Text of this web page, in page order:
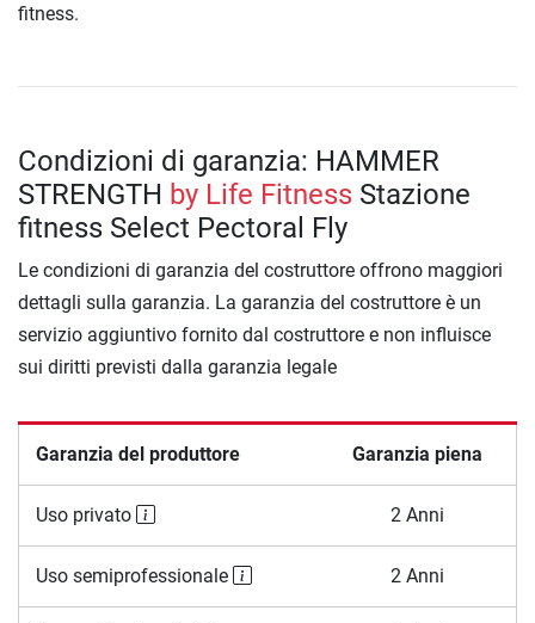
fitness.
Condizioni di garanzia: HAMMER
STRENGTH by Life Fitness Stazione
fitness Select Pectoral Fly
Le condizioni di garanzia del costruttore offrono maggiori
dettagli sulla garanzia. La garanzia del costruttore è un
servizio aggiuntivo fornito dal costruttore e non influisce
sui diritti previsti dalla garanzia legale
Garanzia del produttore Garanzia piena
Uso privato 2 Anni
Uso semiprofessionale 2 Anni